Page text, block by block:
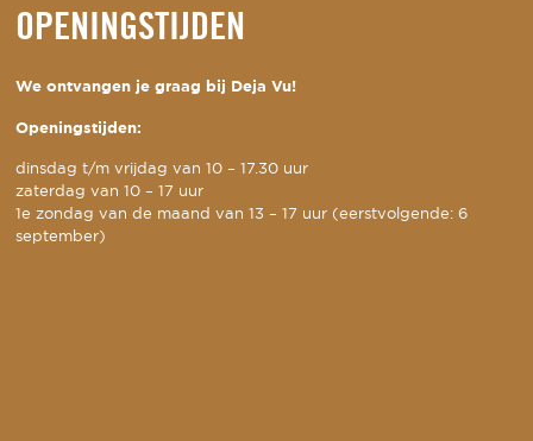
OPENINGSTIJDEN
We ontvangen je graag bij Deja Vu!
Openingstijden:
dinsdag t/m vrijdag van 10 – 17.30 uur
zaterdag van 10 – 17 uur
1e zondag van de maand van 13 – 17 uur (eerstvolgende: 6
september)